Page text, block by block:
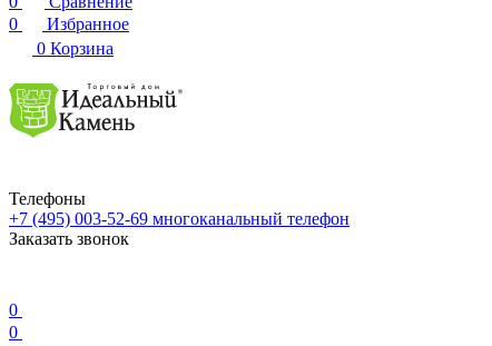
0
Избранное
0 Корзина
Телефоны
+7 (495) 003-52-69 многоканальный телефон
Заказать звонок
0
0